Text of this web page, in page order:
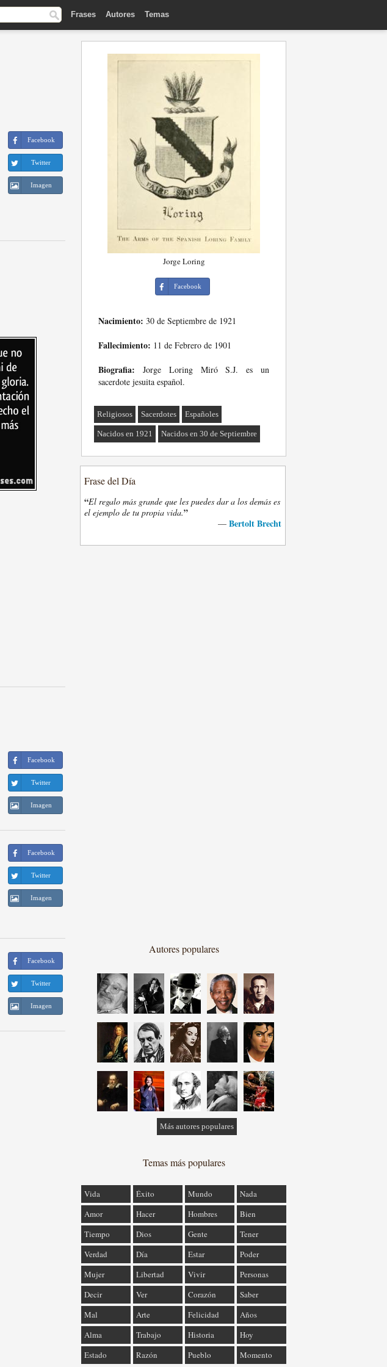
Frases Autores Temas
Facebook
Twitter
Imagen
Facebook
Twitter
Imagen
Facebook
Twitter
Imagen
Facebook
Twitter
Imagen
Jorge Loring
Facebook
Nacimiento: 30 de Septiembre de 1921
Fallecimiento: 11 de Febrero de 1901
Biografia: Jorge Loring Miró S.J. es un
sacerdote jesuita español.
Religiosos Sacerdotes Españoles
Nacidos en 1921 Nacidos en 30 de Septiembre
Frase del Día
“El regalo más grande que les puedes dar a los demás es
el ejemplo de tu propia vida.”
— Bertolt Brecht
Autores populares
Más autores populares
Temas más populares
Vida Éxito Mundo
Nada
Amor
Hacer Hombres
Bien
Tiempo
Dios Gente
Tener
Verdad
Día Estar
Poder
Mujer
Libertad Vivir
Personas
Decir
Ver Corazón
Saber
Mal
Arte Felicidad
Años
Alma
Trabajo Historia
Hoy
Estado
Razón Pueblo Momento